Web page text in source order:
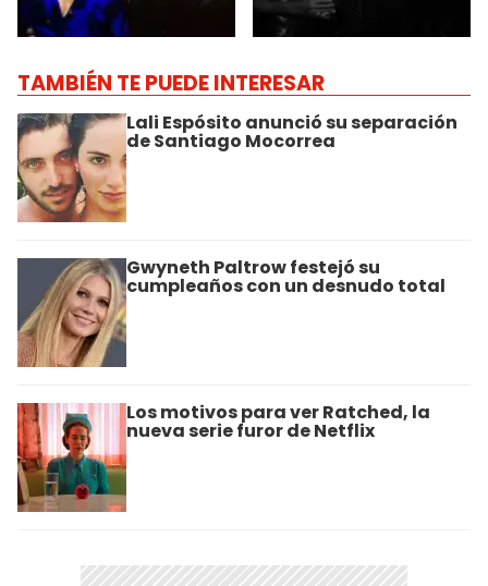
TAMBIÉN TE PUEDE INTERESAR
Lali Espósito anunció su separación
de Santiago Mocorrea
Gwyneth Paltrow festejó su
cumpleaños con un desnudo total
Los motivos para ver Ratched, la
nueva serie furor de Netflix